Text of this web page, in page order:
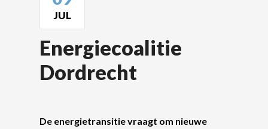
JUL
Energiecoalitie
Dordrecht
De energietransitie vraagt om nieuwe